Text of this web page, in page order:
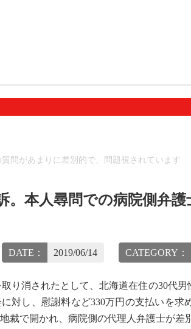
問があまりに差別的で、問題視されています
本人尋問での病院側弁護
DATE： 2019/06/14 CATEGORY：
り消されたとして、北海道在住の30代男
対し、慰謝料など330万円の支払いを求
裁で開かれ、病院側の代理人弁護士が差